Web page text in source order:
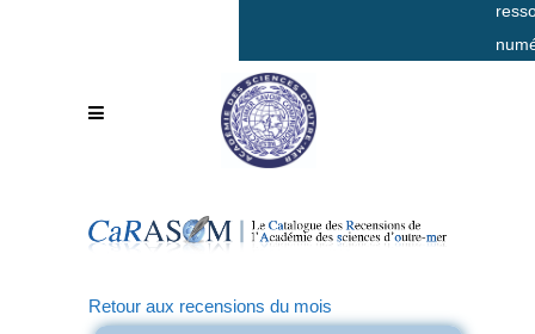
Retour aux recensions du mois